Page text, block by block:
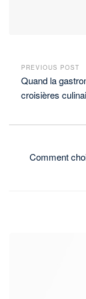
PREVIOUS POST
Quand la
croisières
Comment